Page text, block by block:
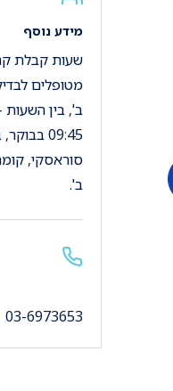
מידע נוסף
שעות קבלת
מטופלים
09:45
ב'.
03-6973653